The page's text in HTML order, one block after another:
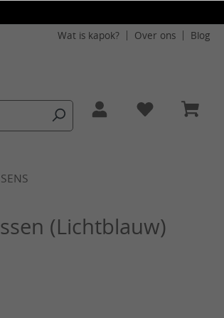
Wat is kapok?
Over ons Blog
(Lichtblauw)
5 sterren